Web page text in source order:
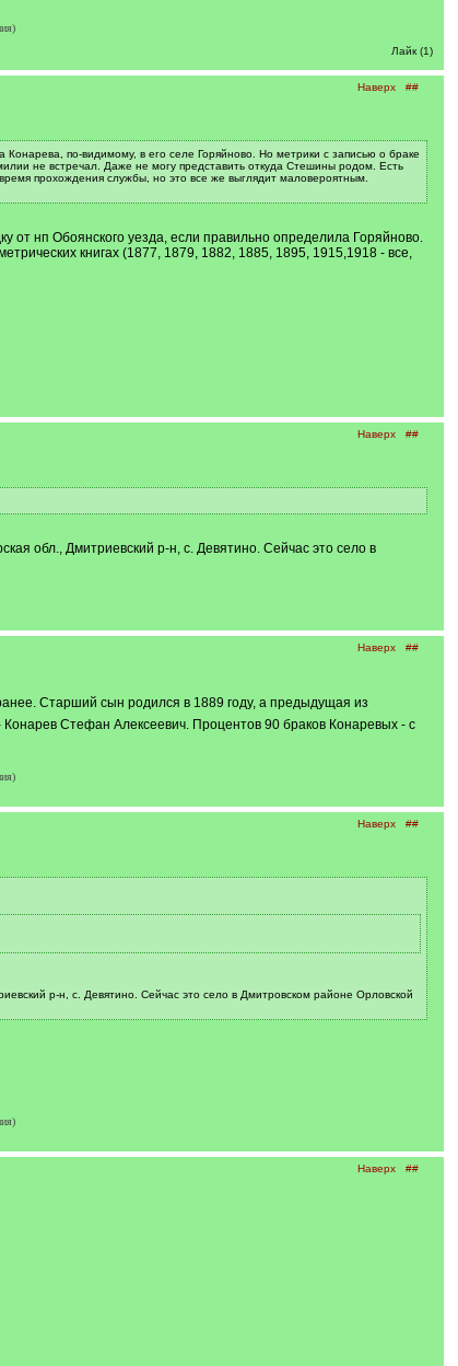
Лайк (1)
Наверх ##
по-видимому, в его селе Горяйново. Но метрики с записью о браке
не встречал. Даже не могу представить откуда Стешины родом. Есть
прохождения службы, но это все же выглядит маловероятным.
от нп Обоянского уезда, если правильно определила Горяйново.
книгах (1877, 1879, 1882, 1885, 1895, 1915,1918 - все,
Наверх ##
обл., Дмитриевский р-н, с. Девятино. Сейчас это село в
Наверх ##
Старший сын родился в 1889 году, а предыдущая из
Стефан Алексеевич. Процентов 90 браков Конаревых - с
Наверх ##
р-н, с. Девятино. Сейчас это село в Дмитровском районе Орловской
Наверх ##